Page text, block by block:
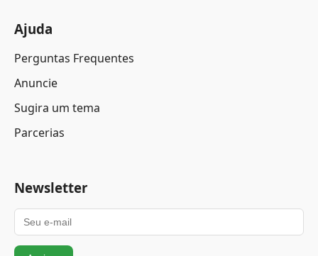
Ajuda
Perguntas Frequentes
Anuncie
Sugira um tema
Parcerias
Newsletter